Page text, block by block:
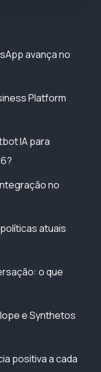
avança no
Platform
IA para
no
atuais
o que
e Synthetos
positiva a cada